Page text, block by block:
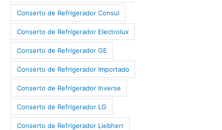
Conserto de Refrigerador Consul
Conserto de Refrigerador Electrolux
Conserto de Refrigerador GE
Conserto de Refrigerador Importado
Conserto de Refrigerador Inverse
Conserto de Refrigerador LG
Conserto de Refrigerador Liebherr